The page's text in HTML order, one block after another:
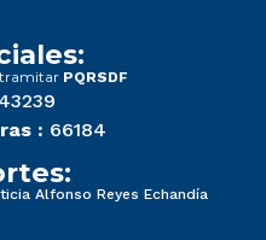
PQRSDF
: 66184
Alfonso Reyes Echandía